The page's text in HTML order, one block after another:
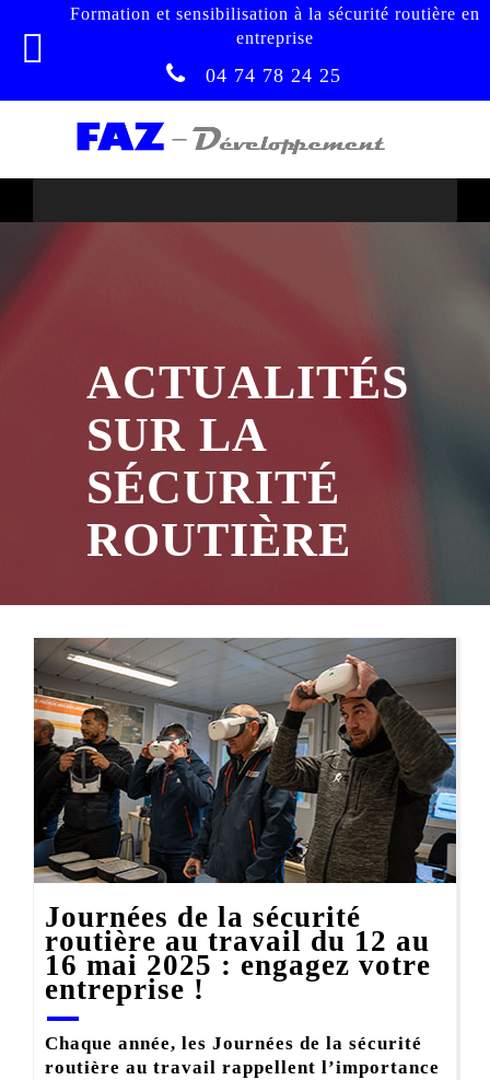
Formation et sensibilisation à la sécurité routière en
entreprise
04 74 78 24 25
ACTUALITÉS
SUR LA
SÉCURITÉ
ROUTIÈRE
Journées de la sécurité
routière au travail du 12 au
16 mai 2025 : engagez votre
entreprise !
Chaque année, les Journées de la sécurité
routière au travail rappellent l’importance